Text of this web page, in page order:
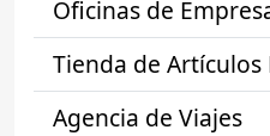
Oficinas de
Tienda de Artículos
Agencia de Viajes